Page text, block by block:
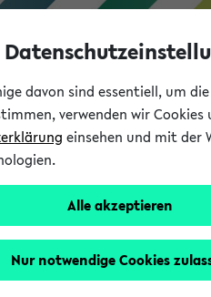
bis WiSe 16/17)
davon sind essentiell, um
verwenden wir
einsehen und mit der
Alle akzeptieren
Nur notwendige Cookies